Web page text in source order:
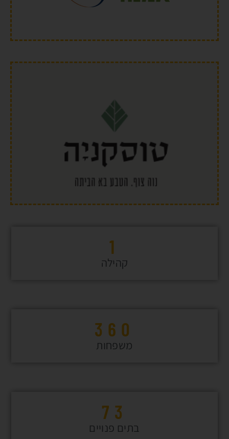
קהילה
1
משפחות
360
בתים פנויים
73
תנועת ההתיישבות אמנה – על ידי חברת הבת שלה "בנייני בר אמנה"
יוזמת ומובילה פרויקטים של בנייה למגורים ביישוביה וברחבי יישובי יש"ע.
הפרוייקט בבניה ויצא לשיווק
פרוייקט טוסקניה
לגור אל מול נוף ירוק עצום ומרהיב ביופיו בישוב הפסטורלי נוה צוף
הממוקם במערב בנימין, לצאת אל הגינה או המרפסת ולחזות במרחבים